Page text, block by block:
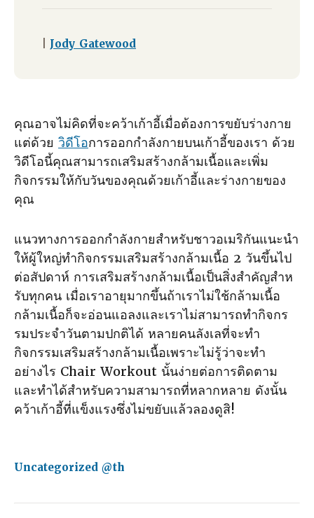
Jody Gatewood
คุณอาจไม่คิดที่จะคว้าเก้าอี้เมื่อต้องการขยับร่างกาย
แต่ด้วย วิดีโอการออกกําลังกายบนเก้าอี้ของเรา ด้วย
วิดีโอนี้คุณสามารถเสริมสร้างกล้ามเนื้อและเพิ่ม
กิจกรรมให้กับวันของคุณด้วยเก้าอี้และร่างกายของ
คุณ
แนวทางการออกกําลังกายสําหรับชาวอเมริกันแนะนํา
ให้ผู้ใหญ่ทํากิจกรรมเสริมสร้างกล้ามเนื้อ 2 วันขึ้นไป
ต่อสัปดาห์ การเสริมสร้างกล้ามเนื้อเป็นสิ่งสําคัญสําห
รับทุกคน เมื่อเราอายุมากขึ้นถ้าเราไม่ใช้กล้ามเนื้อ
กล้ามเนื้อก็จะอ่อนแอลงและเราไม่สามารถทํากิจกร
รมประจําวันตามปกติได้ หลายคนลังเลที่จะทํา
กิจกรรมเสริมสร้างกล้ามเนื้อเพราะไม่รู้ว่าจะทํา
อย่างไร Chair Workout นั้นง่ายต่อการติดตาม
และทําได้สําหรับความสามารถที่หลากหลาย ดังนั้น
คว้าเก้าอี้ที่แข็งแรงซึ่งไม่ขยับแล้วลองดูสิ!
Uncategorized @th